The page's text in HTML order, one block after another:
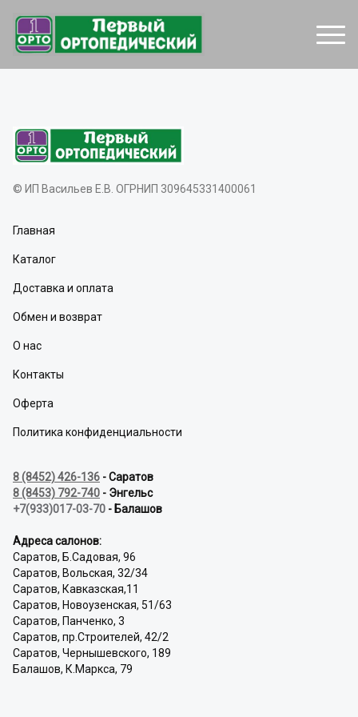
© ИП Васильев Е.В. ОГРНИП 309645331400061
Главная
Каталог
Доставка и оплата
Обмен и возврат
О нас
Контакты
Оферта
Политика конфиденциальности
8 (8452) 426-136 - Саратов
8 (8453) 792-740 - Энгельс
+7(933)017-03-70 - Балашов
Адреса салонов:
Саратов, Б.Садовая, 96
Саратов, Вольская, 32/34
Саратов, Кавказская,11
Саратов, Новоузенская, 51/63
Саратов, Панченко, 3
Саратов, пр.Строителей, 42/2
Саратов, Чернышевского, 189
Балашов, К.Маркса, 79